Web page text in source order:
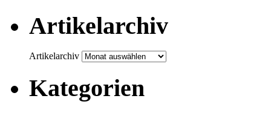
Artikelarchiv
Artikelarchiv
Kategorien